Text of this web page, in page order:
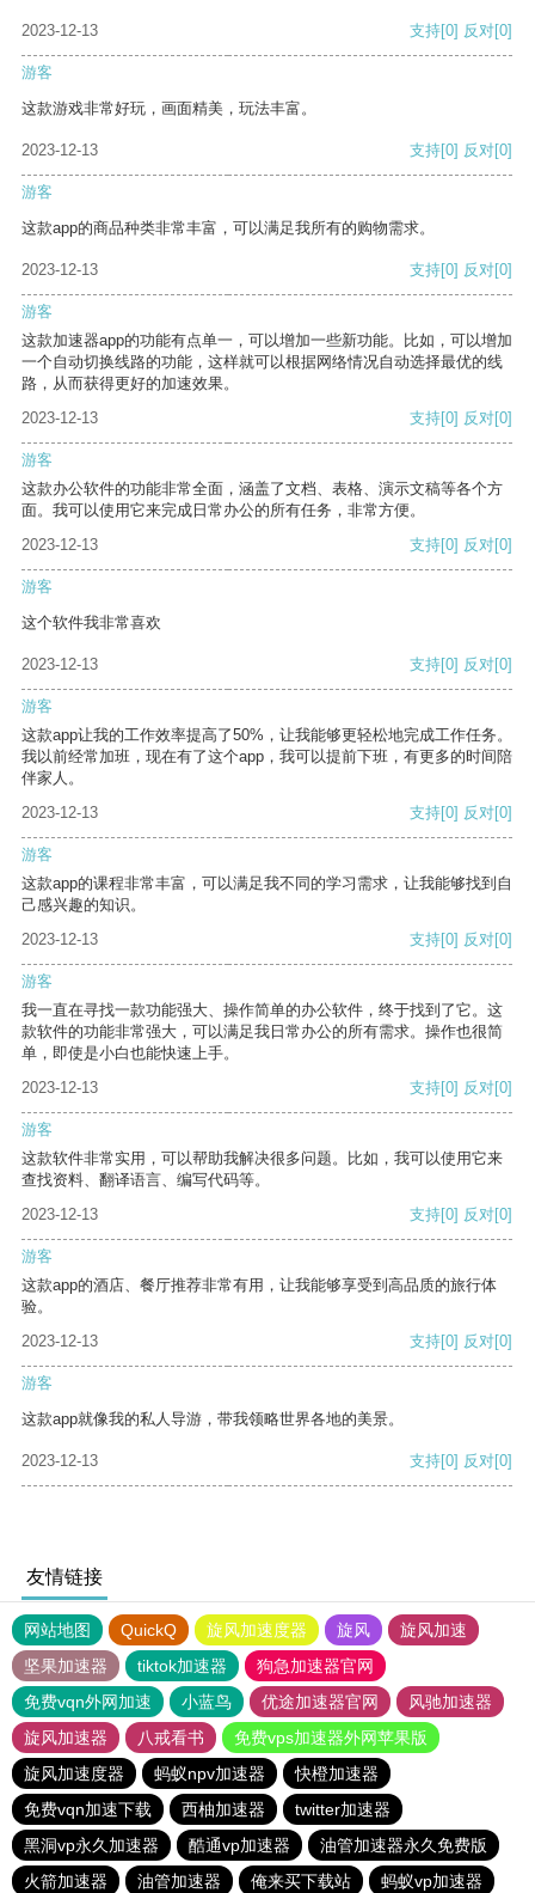
2023-12-13 支持[0] 反对[0]
游客
这款游戏非常好玩，画面精美，玩法丰富。
2023-12-13 支持[0] 反对[0]
游客
这款app的商品种类非常丰富，可以满足我所有的购物需求。
2023-12-13 支持[0] 反对[0]
游客
这款加速器app的功能有点单一，可以增加一些新功能。比如，可以增加
一个自动切换线路的功能，这样就可以根据网络情况自动选择最优的线
路，从而获得更好的加速效果。
2023-12-13
支持[0] 反对[0]
游客
这款办公软件的功能非常全面，涵盖了文档、表格、演示文稿等各个方
面。我可以使用它来完成日常办公的所有任务，非常方便。
2023-12-13
支持[0] 反对[0]
游客
这个软件我非常喜欢
2023-12-13 支持[0] 反对[0]
游客
这款app让我的工作效率提高了50%，让我能够更轻松地完成工作任务。
我以前经常加班，现在有了这个app，我可以提前下班，有更多的时间陪
伴家人。
2023-12-13
支持[0] 反对[0]
游客
这款app的课程非常丰富，可以满足我不同的学习需求，让我能够找到自
己感兴趣的知识。
2023-12-13
支持[0] 反对[0]
游客
我一直在寻找一款功能强大、操作简单的办公软件，终于找到了它。这
款软件的功能非常强大，可以满足我日常办公的所有需求。操作也很简
单，即使是小白也能快速上手。
2023-12-13
支持[0] 反对[0]
游客
这款软件非常实用，可以帮助我解决很多问题。比如，我可以使用它来
查找资料、翻译语言、编写代码等。
2023-12-13
支持[0] 反对[0]
游客
这款app的酒店、餐厅推荐非常有用，让我能够享受到高品质的旅行体
验。
2023-12-13
支持[0] 反对[0]
游客
这款app就像我的私人导游，带我领略世界各地的美景。
2023-12-13 支持[0] 反对[0]
友情链接
网站地图 QuickQ 旋风加速度器 旋风
旋风加速
坚果加速器
tiktok加速器
狗急加速器官网
免费vqn外网加速
小蓝鸟 优途加速器官网
风驰加速器
旋风加速器
八戒看书
免费vps加速器外网苹果版
旋风加速度器
蚂蚁npv加速器
快橙加速器
免费vqn加速下载
西柚加速器
twitter加速器
黑洞vp永久加速器
酷通vp加速器
油管加速器永久免费版
火箭加速器
油管加速器 俺来买下载站 蚂蚁vp加速器